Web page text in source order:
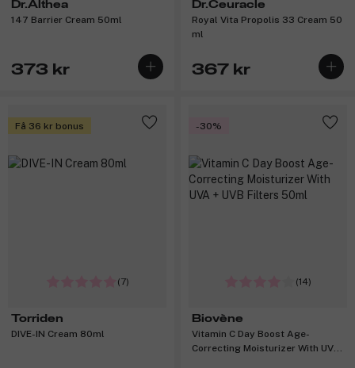
Dr.Althea
147 Barrier Cream 50ml
373 kr
Dr.Ceuracle
Royal Vita Propolis 33 Cream 50
ml
367 kr
Få 36 kr bonus
(7)
Torriden
DIVE-IN Cream 80ml
-30%
(14)
Biovène
Vitamin C Day Boost Age-
Correcting Moisturizer With UVA